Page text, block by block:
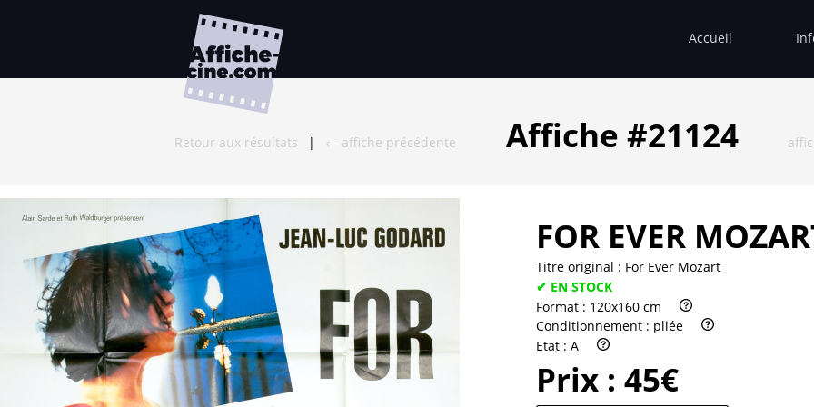
Accueil
Retour aux résultats | ← affiche précédente Affiche #21124
FOR EVER
Titre original : For Ever Mozart
✔ EN STOCK
Format : 120x160 cm
Conditionnement : pliée
Etat : A
Prix : 45€